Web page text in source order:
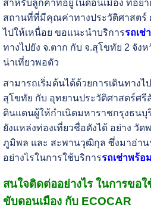
สำหรับลูกค้าที่อยู่ในดอนเมือง ที่อย
สถานที่ที่มีคุณค่าทางประวัติศาสตร์
ไปให้เหนื่อย ขอแนะนำบริการรถเช่
ทางไปยัง จ.ตาก กับ จ.สุโขทัย 2 จัง
น่าเที่ยวพอตัว
สามารถเริ่มต้นได้ด้วยการเดินทาง
สุโขทัย กับ อุทยานประวัติศาสตร์ศรี
ดินแดนผู้ให้กำเนิดมหาราชกรุงธนบุ
ยังแหล่งท่องเที่ยวชื่อดังได้ อย่าง วั
ภูมิพล และ สะพานวุฒิกุล ซึ่งมาอ่าน
อย่างไรในการใช้บริการรถเช่าพร้อ
สนใจติดต่ออย่างไร ในการขอ
ขับดอนเมือง กับ ECOCAR